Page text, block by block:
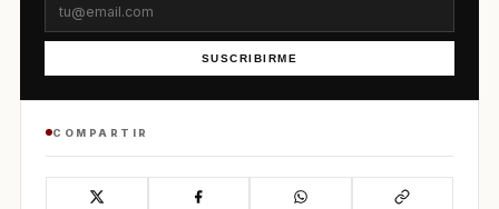
SUSCRIBIRME
COMPARTIR